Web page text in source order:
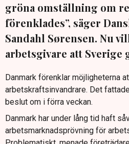
gröna omställning om
förenklades”, säger
Sandahl Sørensen. Nu
arbetsgivare att Sverige
Danmark förenklar möjligheterna
arbetskraftsinvandrare. Det
beslut om i förra veckan.
Danmark har under lång tid haft
arbetsmarknadsprövning för